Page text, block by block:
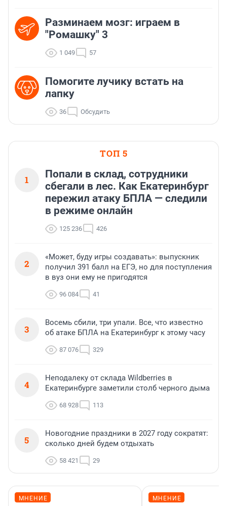
Разминаем мозг: играем в
"Ромашку" 3
1 049 57
Помогите лучику встать на
лапку
36 Обсудить
ТОП 5
1
Попали в склад, сотрудники
сбегали в лес. Как Екатеринбург
пережил атаку БПЛА — следили
в режиме онлайн
125 236 426
2
«Может, буду игры создавать»: выпускник
получил 391 балл на ЕГЭ, но для поступления
в вуз они ему не пригодятся
96 084 41
3
Восемь сбили, три упали. Все, что известно
об атаке БПЛА на Екатеринбург к этому часу
87 076 329
4
Неподалеку от склада Wildberries в
Екатеринбурге заметили столб черного дыма
68 928 113
5
Новогодние праздники в 2027 году сократят:
сколько дней будем отдыхать
58 421 29
МНЕНИЕ МНЕНИЕ